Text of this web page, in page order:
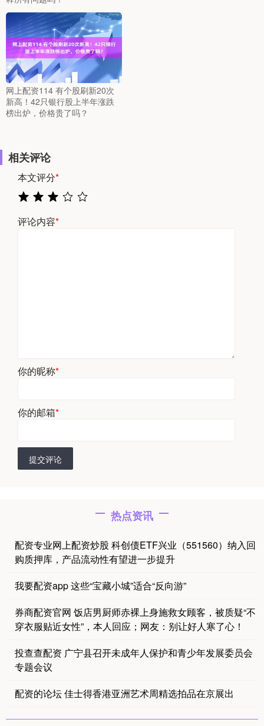
网上配资114 有个股刷新20次
新高！42只银行股上半年涨跌
榜出炉，价格贵了吗？
相关评论
本文评分*
评论内容*
你的昵称*
你的邮箱*
提交评论
热点资讯
配资专业网上配资炒股 科创债ETF兴业（551560）纳入回
购质押库，产品流动性有望进一步提升
我要配资app 这些“宝藏小城”适合“反向游”
券商配资官网 饭店男厨师赤裸上身施救女顾客，被质疑“不
穿衣服贴近女性”，本人回应；网友：别让好人寒了心！
投查查配资 广宁县召开未成年人保护和青少年发展委员会
专题会议
配资的论坛 佳士得香港亚洲艺术周精选拍品在京展出